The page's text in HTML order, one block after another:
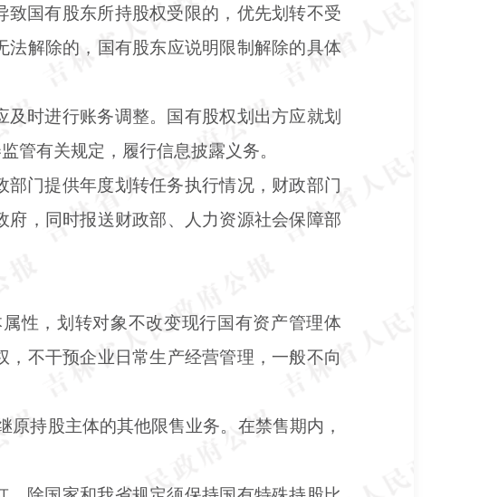
国有股东所持股权受限的，优先划转不受
解除的，国有股东应说明限制解除的具体
时进行账务调整。国有股权划出方应就划
管有关规定，履行信息披露义务。
部门提供年度划转任务执行情况，财政部门
，同时报送财政部、人力资源社会保障部
性，划转对象不改变现行国有资产管理体
不干预企业日常生产经营管理，一般不向
原持股主体的其他限售业务。在禁售期内，